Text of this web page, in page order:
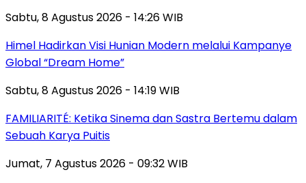
Sabtu, 8 Agustus 2026 - 14:26 WIB
Himel Hadirkan Visi Hunian Modern melalui Kampanye
Global “Dream Home”
Sabtu, 8 Agustus 2026 - 14:19 WIB
FAMILIARITÉ: Ketika Sinema dan Sastra Bertemu dalam
Sebuah Karya Puitis
Jumat, 7 Agustus 2026 - 09:32 WIB